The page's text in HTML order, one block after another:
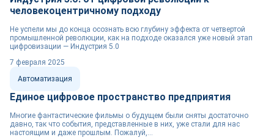
человекоцентричному подходу
Не успели мы до конца осознать всю глубину эффекта от четвертой
промышленной революции, как на подходе оказался уже новый этап
цифровизации — Индустрия 5.0
Автоматизация
7 февраля 2025
Единое цифровое пространство предприятия
Многие фантастические фильмы о будущем были сняты достаточно
давно, так что события, представленные в них, уже стали для нас
настоящим и даже прошлым. Пожалуй,...